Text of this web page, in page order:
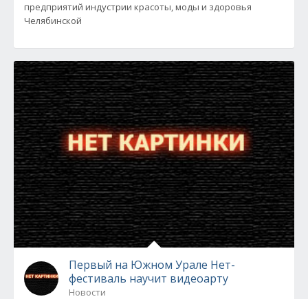
предприятий индустрии красоты, моды и здоровья
Челябинской
Первый на Южном Урале Нет-
фестиваль научит видеоарту
Новости